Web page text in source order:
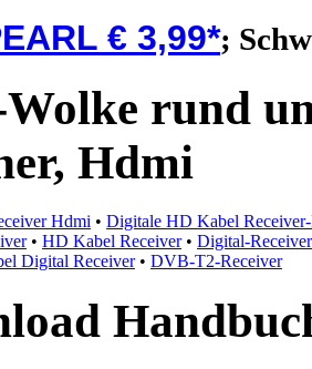
€ 3,99*;
rund
Hdmi
Hdmi • Digitale HD Kabel
• HD Kabel Receiver• Digital-
Digital Receiver• DVB-T2-Receiver